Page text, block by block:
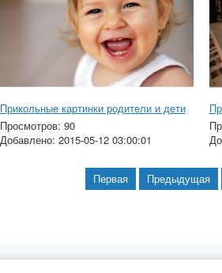
Прикольные картинки родители и дети
Просмотров: 90
Добавлено: 2015-05-12 03:00:01
Первая Предыдущая